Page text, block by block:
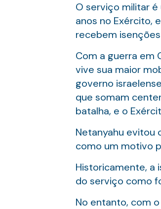
O serviço militar
anos no Exército,
recebem
Com a guerra em
vive sua maior
governo
que somam
batalha, e o
Netanyahu evitou
como um motivo
Historicamente, a
do serviço como
No entanto, com